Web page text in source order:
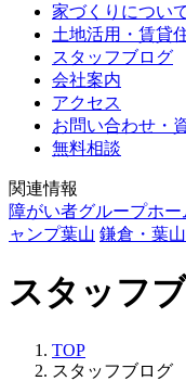
家づくりについ
土地活用・賃貸
スタッフブログ
会社案内
アクセス
お問い合わせ・
無料相談
関連情報
障がい者グループホー
ャンプ葉山 鎌倉・葉
スタッフ
TOP
スタッフブログ